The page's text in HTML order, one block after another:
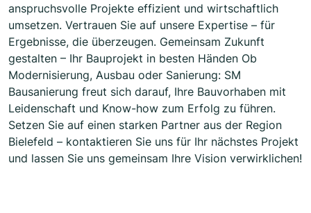
anspruchsvolle Projekte effizient und wirtschaftlich
umsetzen. Vertrauen Sie auf unsere Expertise – für
Ergebnisse, die überzeugen. Gemeinsam Zukunft
gestalten – Ihr Bauprojekt in besten Händen Ob
Modernisierung, Ausbau oder Sanierung: SM
Bausanierung freut sich darauf, Ihre Bauvorhaben mit
Leidenschaft und Know-how zum Erfolg zu führen.
Setzen Sie auf einen starken Partner aus der Region
Bielefeld – kontaktieren Sie uns für Ihr nächstes Projekt
und lassen Sie uns gemeinsam Ihre Vision verwirklichen!